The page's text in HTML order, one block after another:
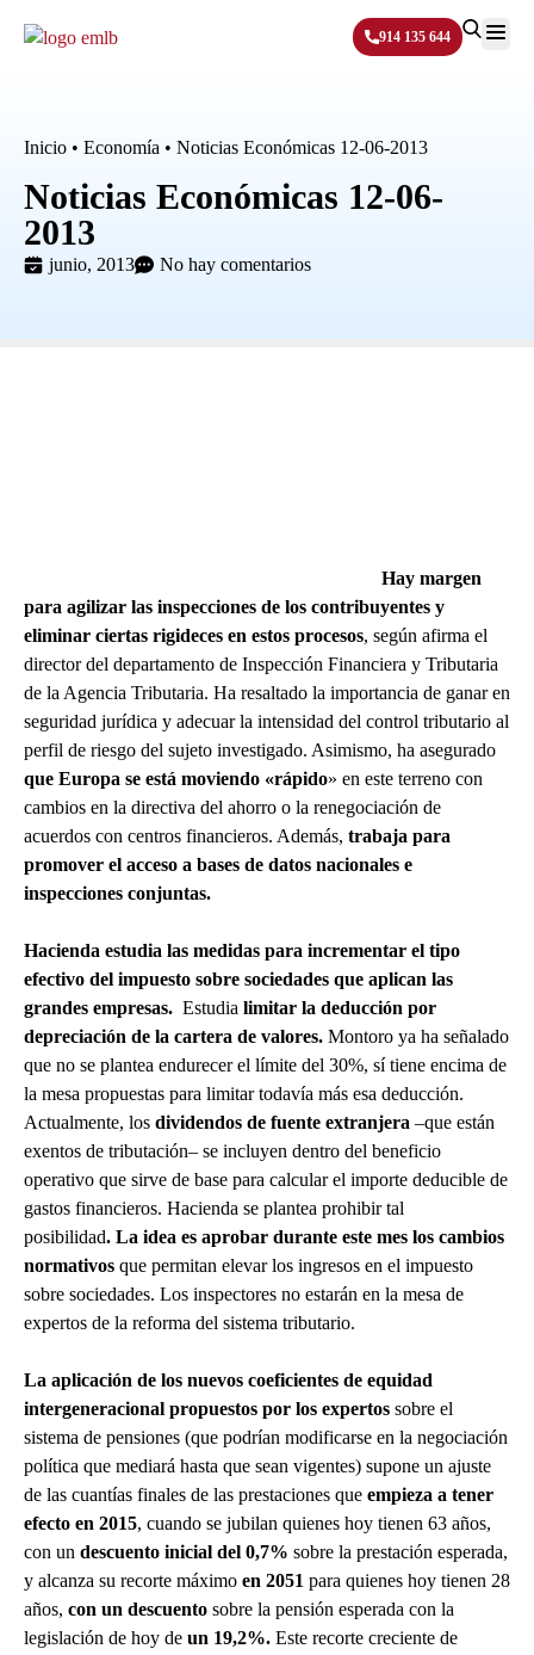
914 135 644
Inicio • Economía • Noticias Económicas 12-06-2013
Noticias Económicas 12-06-
2013
junio, 2013 No hay comentarios
Hay margen
para agilizar las inspecciones de los contribuyentes y
eliminar ciertas rigideces en estos procesos, según afirma el
director del departamento de Inspección Financiera y Tributaria
de la Agencia Tributaria. Ha resaltado la importancia de ganar en
seguridad jurídica y adecuar la intensidad del control tributario al
perfil de riesgo del sujeto investigado. Asimismo, ha asegurado
que Europa se está moviendo «rápido» en este terreno con
cambios en la directiva del ahorro o la renegociación de
acuerdos con centros financieros. Además, trabaja para
promover el acceso a bases de datos nacionales e
inspecciones conjuntas.
Hacienda estudia las medidas para incrementar el tipo
efectivo del impuesto sobre sociedades que aplican las
grandes empresas. Estudia limitar la deducción por
depreciación de la cartera de valores. Montoro ya ha señalado
que no se plantea endurecer el límite del 30%, sí tiene encima de
la mesa propuestas para limitar todavía más esa deducción.
Actualmente, los dividendos de fuente extranjera –que están
exentos de tributación– se incluyen dentro del beneficio
operativo que sirve de base para calcular el importe deducible de
gastos financieros. Hacienda se plantea prohibir tal
posibilidad. La idea es aprobar durante este mes los cambios
normativos que permitan elevar los ingresos en el impuesto
sobre sociedades. Los inspectores no estarán en la mesa de
expertos de la reforma del sistema tributario.
La aplicación de los nuevos coeficientes de equidad
intergeneracional propuestos por los expertos sobre el
sistema de pensiones (que podrían modificarse en la negociación
política que mediará hasta que sean vigentes) supone un ajuste
de las cuantías finales de las prestaciones que empieza a tener
efecto en 2015, cuando se jubilan quienes hoy tienen 63 años,
con un descuento inicial del 0,7% sobre la prestación esperada,
y alcanza su recorte máximo en 2051 para quienes hoy tienen 28
años, con un descuento sobre la pensión esperada con la
legislación de hoy de un 19,2%. Este recorte creciente de